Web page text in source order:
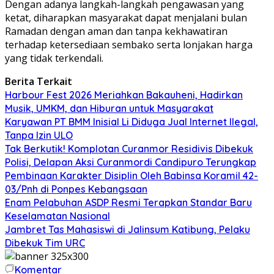
Dengan adanya langkah-langkah pengawasan yang
ketat, diharapkan masyarakat dapat menjalani bulan
Ramadan dengan aman dan tanpa kekhawatiran
terhadap ketersediaan sembako serta lonjakan harga
yang tidak terkendali.
Berita Terkait
Harbour Fest 2026 Meriahkan Bakauheni, Hadirkan
Musik, UMKM, dan Hiburan untuk Masyarakat
Karyawan PT BMM Inisial Li Diduga Jual Internet Ilegal,
Tanpa Izin ULO
Tak Berkutik! Komplotan Curanmor Residivis Dibekuk
Polisi, Delapan Aksi Curanmordi Candipuro Terungkap
Pembinaan Karakter Disiplin Oleh Babinsa Koramil 42-
03/Pnh di Ponpes Kebangsaan
Enam Pelabuhan ASDP Resmi Terapkan Standar Baru
Keselamatan Nasional
Jambret Tas Mahasiswi di Jalinsum Katibung, Pelaku
Dibekuk Tim URC
Komentar